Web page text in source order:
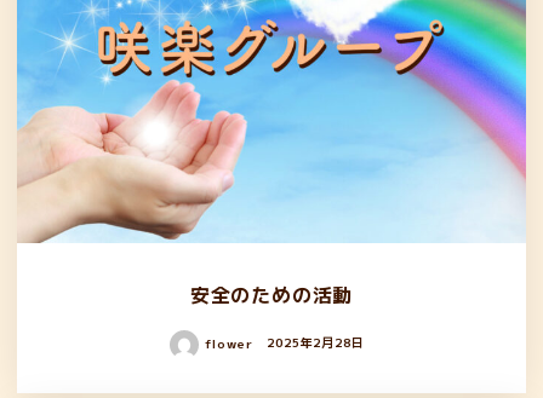
安全のための活動
flower 2025年2月28日